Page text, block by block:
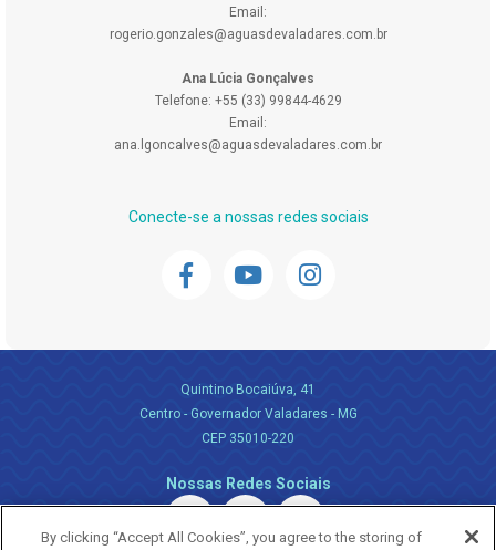
Email:
rogerio.gonzales@aguasdevaladares.com.br
Ana Lúcia Gonçalves
Telefone: +55 (33) 99844-4629
Email:
ana.lgoncalves@aguasdevaladares.com.br
Conecte-se a nossas redes sociais
Quintino Bocaiúva, 41
Centro - Governador Valadares - MG
CEP 35010-220
Nossas Redes Sociais
By clicking “Accept All Cookies”, you agree to the storing of